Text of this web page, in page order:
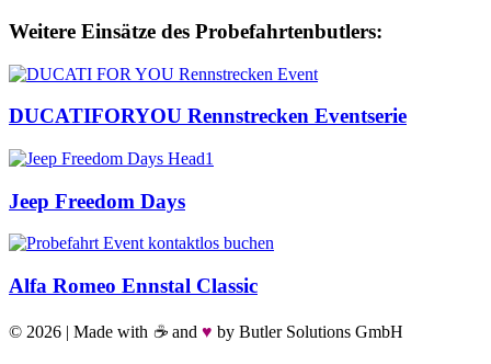
Weitere Einsätze des Probefahrtenbutlers:
DUCATIFORYOU Rennstrecken Eventserie
Jeep Freedom Days
Alfa Romeo Ennstal Classic
© 2026 | Made with ☕ and ♥ by Butler Solutions GmbH